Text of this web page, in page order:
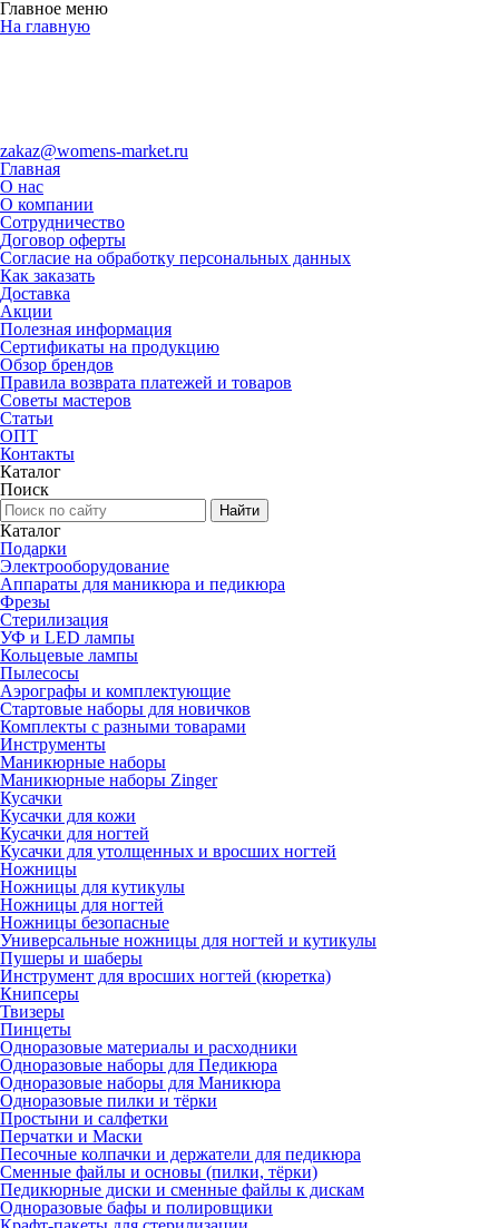
Главное меню
На главную
zakaz@womens-market.ru
Главная
О нас
О компании
Сотрудничество
Договор оферты
Согласие на обработку персональных данных
Как заказать
Доставка
Акции
Полезная информация
Сертификаты на продукцию
Обзор брендов
Правила возврата платежей и товаров
Советы мастеров
Статьи
ОПТ
Контакты
Каталог
Поиск
Каталог
Подарки
Электро­оборудование
Аппараты для маникюра и педикюра
Фрезы
Стерилизация
УФ и LED лампы
Кольцевые лампы
Пылесосы
Аэрографы и комплектующие
Стартовые наборы для новичков
Комплекты с разными товарами
Инструменты
Маникюрные наборы
Маникюрные наборы Zinger
Кусачки
Кусачки для кожи
Кусачки для ногтей
Кусачки для утолщенных и вросших ногтей
Ножницы
Ножницы для кутикулы
Ножницы для ногтей
Ножницы безопасные
Универсальные ножницы для ногтей и кутикулы
Пушеры и шаберы
Инструмент для вросших ногтей (кюретка)
Книпсеры
Твизеры
Пинцеты
Одноразовые материалы и расходники
Одноразовые наборы для Педикюра
Одноразовые наборы для Маникюра
Одноразовые пилки и тёрки
Простыни и салфетки
Перчатки и Маски
Песочные колпачки и держатели для педикюра
Cменные файлы и основы (пилки, тёрки)
Педикюрные диски и сменные файлы к дискам
Одноразовые бафы и полировщики